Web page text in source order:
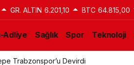
GR. ALTIN 6.201,10 BTC 64.815,00
Adliye Sağlık Spor Teknoloji
Trabzonspor’u Devirdi